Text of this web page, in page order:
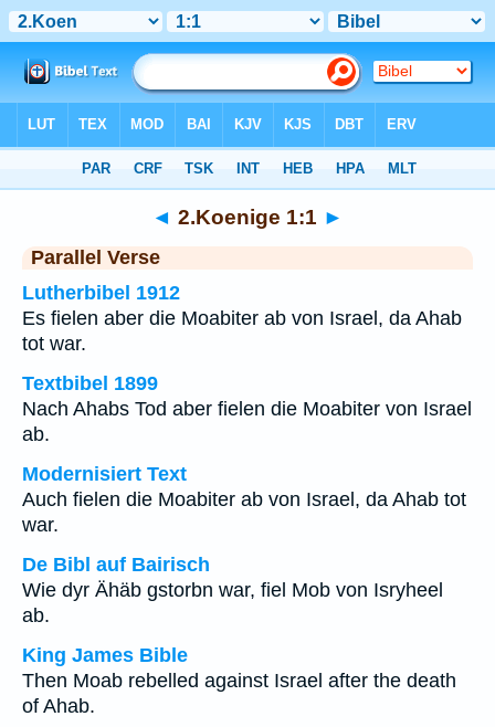
◄ 2.Koenige 1:1 ►
Parallel Verse
Lutherbibel 1912
Es fielen aber die Moabiter ab von Israel, da Ahab
tot war.
Textbibel 1899
Nach Ahabs Tod aber fielen die Moabiter von Israel
ab.
Modernisiert Text
Auch fielen die Moabiter ab von Israel, da Ahab tot
war.
De Bibl auf Bairisch
Wie dyr Ähäb gstorbn war, fiel Mob von Isryheel
ab.
King James Bible
Then Moab rebelled against Israel after the death
of Ahab.